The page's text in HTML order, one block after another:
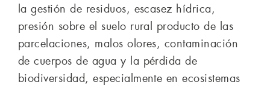
la gestión de residuos, escasez hídrica,
presión sobre el suelo rural producto de las
parcelaciones, malos olores, contaminación
de cuerpos de agua y la pérdida de
biodiversidad, especialmente en ecosistemas